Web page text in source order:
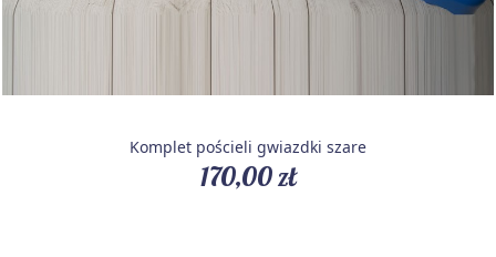
Komplet pościeli gwiazdki szare
170,00 zł